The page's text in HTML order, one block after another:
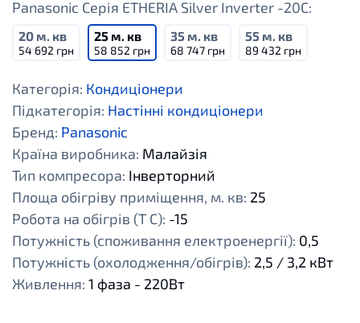
Panasonic Серія ETHERIA Silver Inverter -20C:
20 м. кв
54 692 грн
25 м. кв
58 852 грн
35 м. кв
68 747 грн
55 м. кв
89 432 грн
Категорія: Кондиціонери
Підкатегорія: Настінні кондиціонери
Бренд: Panasonic
Країна виробника: Малайзія
Тип компресора: Інверторний
Площа обігріву приміщення, м. кв: 25
Робота на обігрів (Т С): -15
Потужність (споживання електроенергії): 0,5
Потужність (охолодження/обігрів): 2,5 / 3,2 кВт
Живлення: 1 фаза - 220Вт